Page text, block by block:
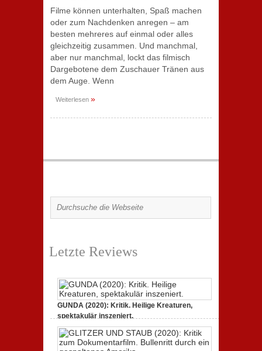
Filme können unterhalten, Spaß machen
oder zum Nachdenken anregen – am
besten mehreres auf einmal oder alles
gleichzeitig zusammen. Und manchmal,
aber nur manchmal, lockt das filmisch
Dargebotene dem Zuschauer Tränen aus
dem Auge. Wenn
Weiterlesen »
Letzte Reviews
GUNDA (2020): Kritik. Heilige Kreaturen,
spektakulär inszeniert.